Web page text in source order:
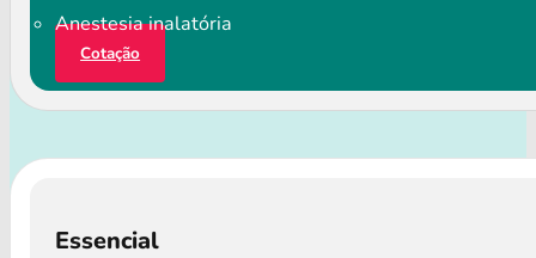
Anestesia inalatória
Cotação
Essencial